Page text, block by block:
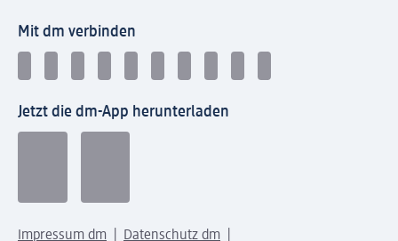
Mit dm verbinden
Jetzt die dm-App herunterladen
Impressum dm Datenschutz dm